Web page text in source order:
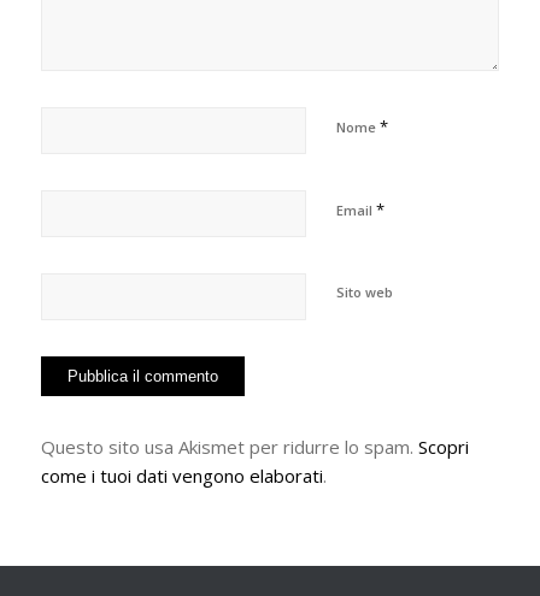
Nome *
Email *
Sito web
Questo sito usa Akismet per ridurre lo spam. Scopri
come i tuoi dati vengono elaborati.